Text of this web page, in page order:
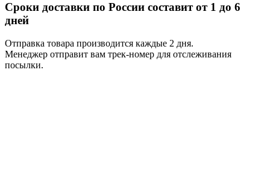
Сроки доставки по России составит от 1 до 6
дней
Отправка товара производится каждые 2 дня.
Менеджер отправит вам трек-номер для отслеживания
посылки.